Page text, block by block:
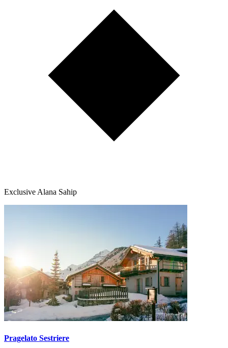
Exclusive Alana Sahip
Pragelato Sestriere